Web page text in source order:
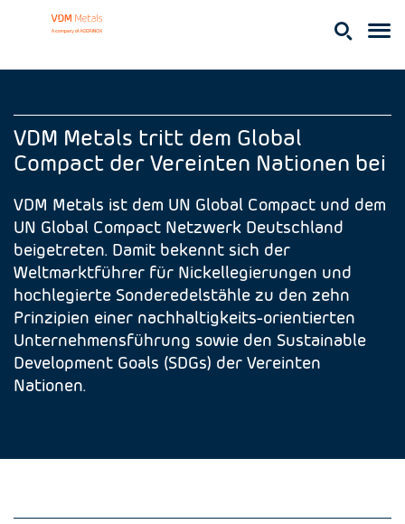
VDM Metals tritt dem Global
Compact der Vereinten Nationen bei
VDM Metals ist dem UN Global Compact und dem
UN Global Compact Netzwerk Deutschland
beigetreten. Damit bekennt sich der
Weltmarktführer für Nickellegierungen und
hochlegierte Sonderedelstähle zu den zehn
Prinzipien einer nachhaltigkeits-orientierten
Unternehmensführung sowie den Sustainable
Development Goals (SDGs) der Vereinten
Nationen.